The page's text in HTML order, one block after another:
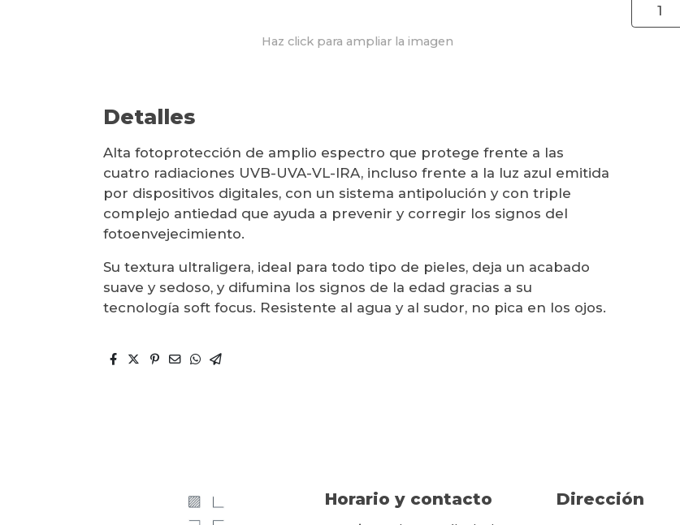
Haz click para ampliar la imagen
Detalles
Alta fotoprotección de amplio espectro que protege frente a las
cuatro radiaciones UVB-UVA-VL-IRA, incluso frente a la luz azul emitida
por dispositivos digitales, con un sistema antipolución y con triple
complejo antiedad que ayuda a prevenir y corregir los signos del
fotoenvejecimiento.
Su textura ultraligera, ideal para todo tipo de pieles, deja un acabado
suave y sedoso, y difumina los signos de la edad gracias a su
tecnología soft focus. Resistente al agua y al sudor, no pica en los ojos.
Horario y contacto Dirección